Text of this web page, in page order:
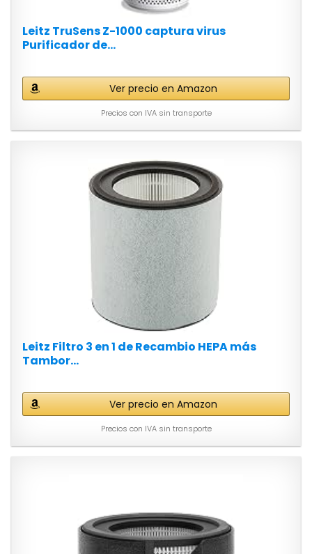
Leitz TruSens Z-1000 captura virus
Purificador de...
Ver precio en Amazon
Precios con IVA sin transporte
Leitz Filtro 3 en 1 de Recambio HEPA más
Tambor...
Ver precio en Amazon
Precios con IVA sin transporte